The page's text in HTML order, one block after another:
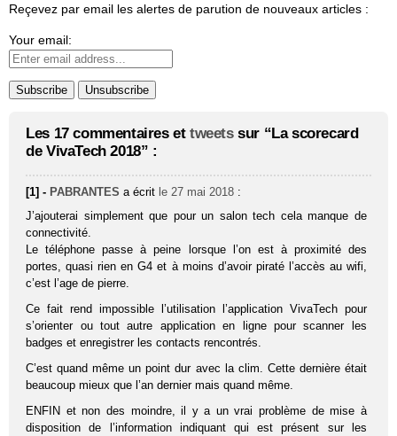
Reçevez par email les alertes de parution de nouveaux articles :
Your email:
Les 17 commentaires et tweetssur “La scorecard
de VivaTech 2018” :
[1] - PABRANTES a écrit le 27 mai 2018 :
J’ajouterai simplement que pour un salon tech cela manque de
connectivité.
Le téléphone passe à peine lorsque l’on est à proximité des
portes, quasi rien en G4 et à moins d’avoir piraté l’accès au wifi,
c’est l’age de pierre.
Ce fait rend impossible l’utilisation l’application VivaTech pour
s’orienter ou tout autre application en ligne pour scanner les
badges et enregistrer les contacts rencontrés.
C’est quand même un point dur avec la clim. Cette dernière était
beaucoup mieux que l’an dernier mais quand même.
ENFIN et non des moindre, il y a un vrai problème de mise à
disposition de l’information indiquant qui est présent sur les